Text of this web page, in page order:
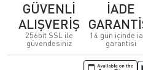
GÜVENLİ
ALIŞVERİŞ
256bit SSL ile
güvendesiniz
İADE
14 gün içinde
garantisi